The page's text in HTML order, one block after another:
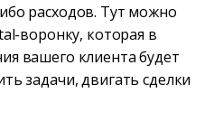
расходов. Тут можно
воронку, которая в
вашего клиента будет
задачи, двигать сделки